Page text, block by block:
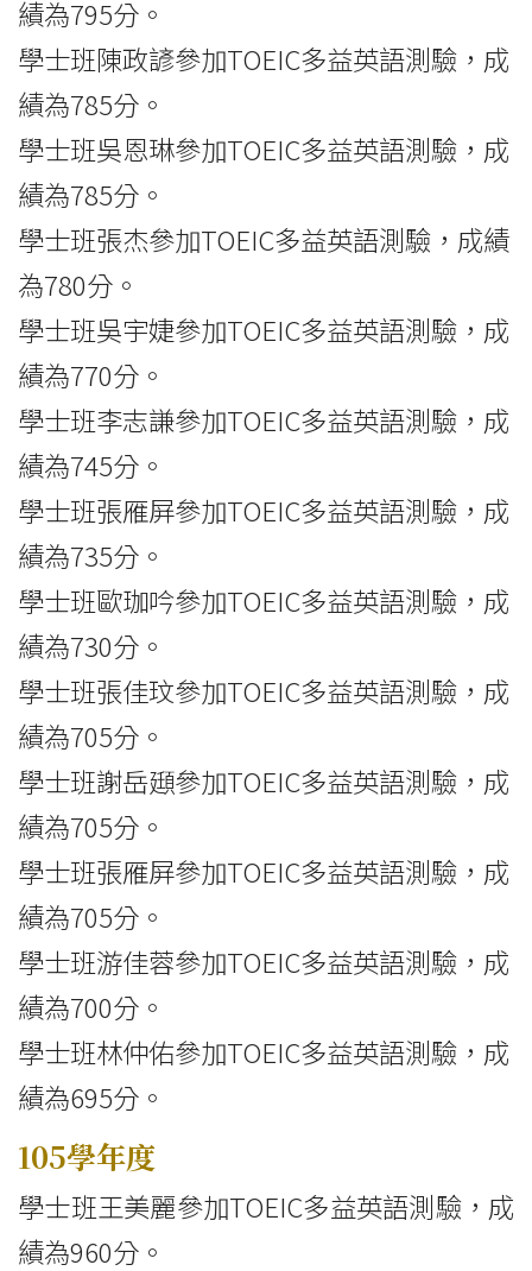
績為795分。
學士班陳政諺參加TOEIC多益英語測驗，成
績為785分。
學士班吳恩琳參加TOEIC多益英語測驗，成
績為785分。
學士班張杰參加TOEIC多益英語測驗，成績
為780分。
學士班吳宇婕參加TOEIC多益英語測驗，成
績為770分。
學士班李志謙參加TOEIC多益英語測驗，成
績為745分。
學士班張雁屏參加TOEIC多益英語測驗，成
績為735分。
學士班歐珈吟參加TOEIC多益英語測驗，成
績為730分。
學士班張佳玟參加TOEIC多益英語測驗，成
績為705分。
學士班謝岳頲參加TOEIC多益英語測驗，成
績為705分。
學士班張雁屏參加TOEIC多益英語測驗，成
績為705分。
學士班游佳蓉參加TOEIC多益英語測驗，成
績為700分。
學士班林仲佑參加TOEIC多益英語測驗，成
績為695分。
105學年度
學士班王美麗參加TOEIC多益英語測驗，成
績為960分。